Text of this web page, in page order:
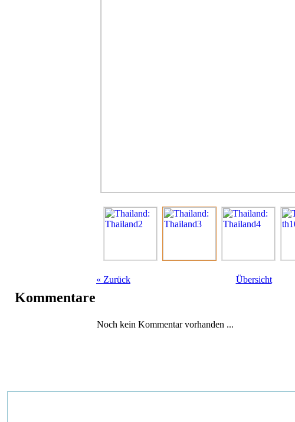
« Zurück Übersicht
Kommentare
Noch kein Kommentar vorhanden ...